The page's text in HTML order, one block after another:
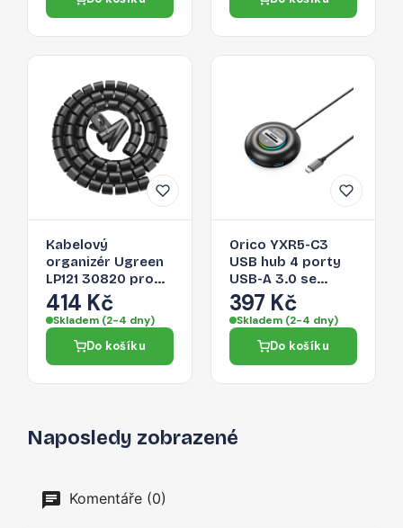
Kabelový
organizér Ugreen
LP121 30820 pro
kabely - černá
414 Kč
Skladem (2-4 dny)
Do košíku
Orico YXR5-C3
USB hub 4 porty
USB-A 3.0 se
čtečkou SD a
microSD 0,3 m –
černý
397 Kč
Skladem (2-4 dny)
Do košíku
Naposledy zobrazené
Komentáře (0)